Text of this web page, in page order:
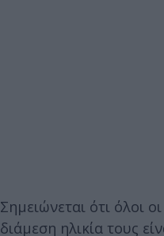
Σημειώνεται ότι όλοι
διάμεση ηλικία τους